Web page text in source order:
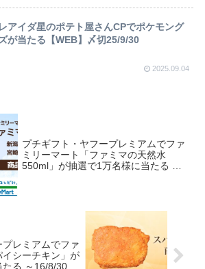
アイダ星のポテト屋さんCPでポケモング
が当たる【WEB】〆切25/9/30
2025.09.04
プチギフト・ヤフープレミアムでファ
ミリーマート「ファミマの天然水
550ml」が抽選で1万名様に当たる ～
レミアムでファ
イシーチキン」が
たる ～16/8/30